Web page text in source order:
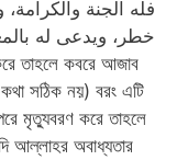
فله الجنة
خطر، ويدعى له
তাহলে কবরে আজাব
সঠিক নয়) বরং এটি
মৃত্যুবরণ করে তাহলে
আল্লাহর অবাধ্যতার